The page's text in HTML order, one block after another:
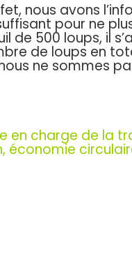
nous avons
pour ne
de 500 loups, il
de loups en
ne sommes
en charge de la
économie